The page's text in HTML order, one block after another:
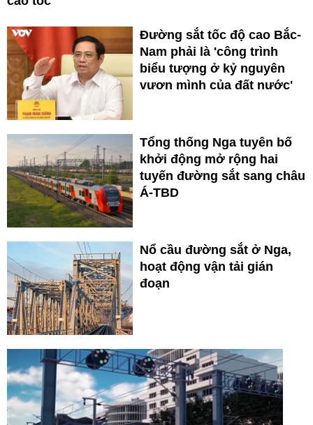
Đường sắt tốc độ cao Bắc-
Nam phải là 'công trình
biểu tượng ở kỷ nguyên
vươn mình của đất nước'
Tổng thống Nga tuyên bố
khởi động mở rộng hai
tuyến đường sắt sang châu
Á-TBD
Nổ cầu đường sắt ở Nga,
hoạt động vận tải gián
đoạn